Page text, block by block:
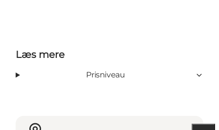
Læs mere
Prisniveau